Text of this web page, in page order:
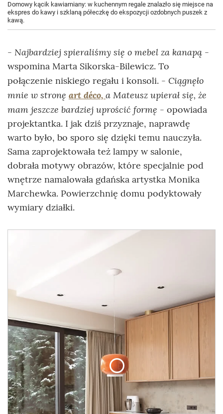
Domowy kącik kawiarniany: w kuchennym regale znalazło się miejsce na
ekspres do kawy i szklaną półeczkę do ekspozycji ozdobnych puszek z
kawą.
- Najbardziej spieraliśmy się o mebel za kanapą -
wspomina Marta Sikorska-Bilewicz. To
połączenie niskiego regału i konsoli. - Ciągnęło
mnie w stronę art déco, a Mateusz upierał się, że
mam jeszcze bardziej uprościć formę - opowiada
projektantka. I jak dziś przyznaje, naprawdę
warto było, bo sporo się dzięki temu nauczyła.
Sama zaprojektowała też lampy w salonie,
dobrała motywy obrazów, które specjalnie pod
wnętrze namalowała gdańska artystka Monika
Marchewka. Powierzchnię domu podyktowały
wymiary działki.